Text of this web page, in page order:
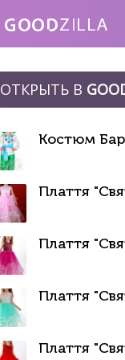
ОТКРЫТЬ В
Костюм
Плаття
Плаття
Плаття
Плаття